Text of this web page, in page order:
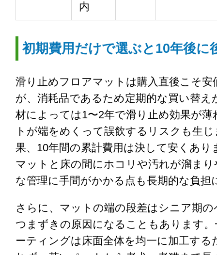
内
初期費用だけで選ぶと10年後に
滑り止めフロアマットは購入直後こそ安
が、消耗品であるため定期的な買い替え
材によっては1〜2年で滑り止め効果が
トが端をめくって誤飲するリスクも生
果、10年間の累計費用は決して安くあり
マットと床の間にホコリや汚れが溜ま
な管理に手間がかかる点も長期的な負担
さらに、マットの端の段差はシニア期
つまずきの原因になることもあります
ーティングは床面全体を均一に加工する